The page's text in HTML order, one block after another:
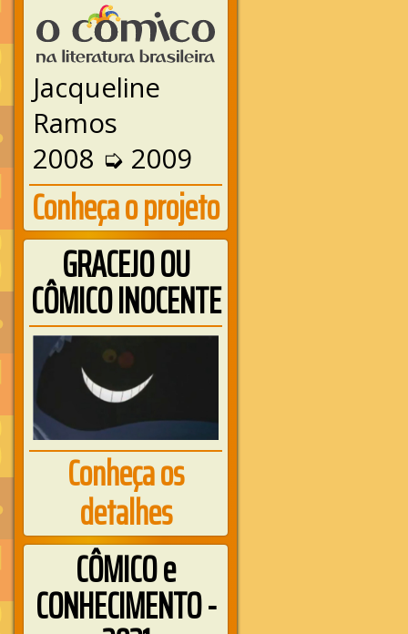
Jacqueline
Ramos
2008 ➭ 2009
Conheça o projeto
GRACEJO OU
CÔMICO INOCENTE
Conheça os
detalhes
CÔMICO e
CONHECIMENTO -